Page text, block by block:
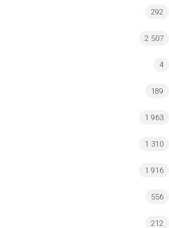
292
2 507
4
189
1 963
1 310
1 916
556
212